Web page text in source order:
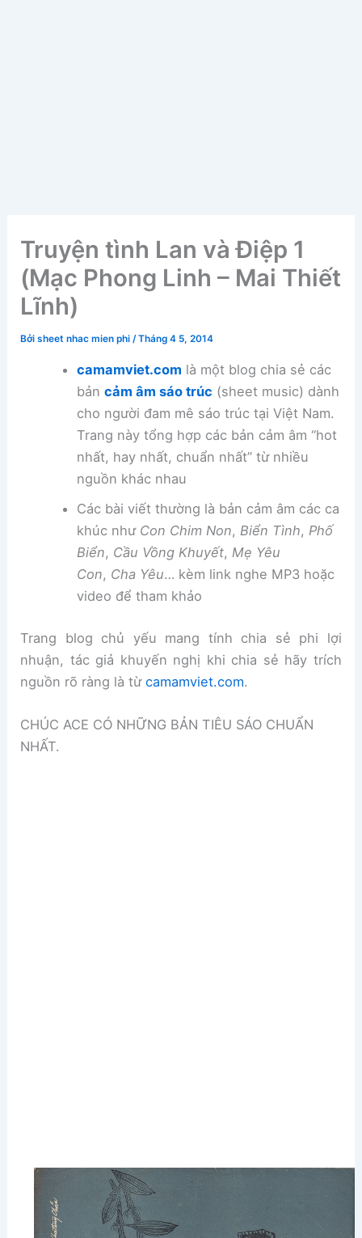
Truyện tình Lan và Điệp 1
(Mạc Phong Linh – Mai Thiết
Lĩnh)
Bởisheet nhac mien phi/Tháng 4 5, 2014
camamviet.com là một blog chia sẻ các
bản cảm âm sáo trúc (sheet music) dành
cho người đam mê sáo trúc tại Việt Nam.
Trang này tổng hợp các bản cảm âm “hot
nhất, hay nhất, chuẩn nhất” từ nhiều
nguồn khác nhau
Các bài viết thường là bản cảm âm các ca
khúc như Con Chim Non, Biển Tình, Phố
Biển, Cầu Vồng Khuyết, Mẹ Yêu
Con, Cha Yêu… kèm link nghe MP3 hoặc
video để tham khảo
Trang blog chủ yếu mang tính chia sẻ phi lợi
nhuận, tác giả khuyến nghị khi chia sẻ hãy trích
nguồn rõ ràng là từcamamviet.com.
CHÚC ACE CÓ NHỮNG BẢN TIÊU SÁO CHUẨN
NHẤT.